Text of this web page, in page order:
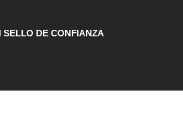
SELLO DE CONFIANZA